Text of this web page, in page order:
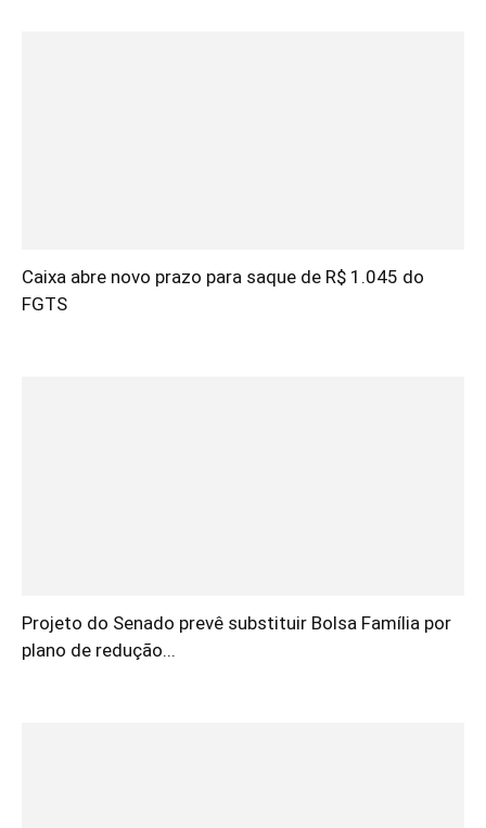
Caixa abre novo prazo para saque de R$ 1.045 do
FGTS
Projeto do Senado prevê substituir Bolsa Família por
plano de redução...